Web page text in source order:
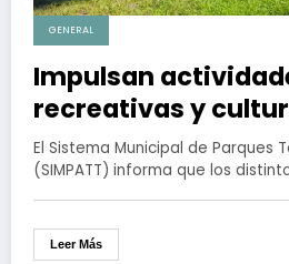
GENERAL
Impulsan
recreativas y
parques de
Semana Santa
El Sistema Municipal de Parques
(SIMPATT) informa que los
Leer Más